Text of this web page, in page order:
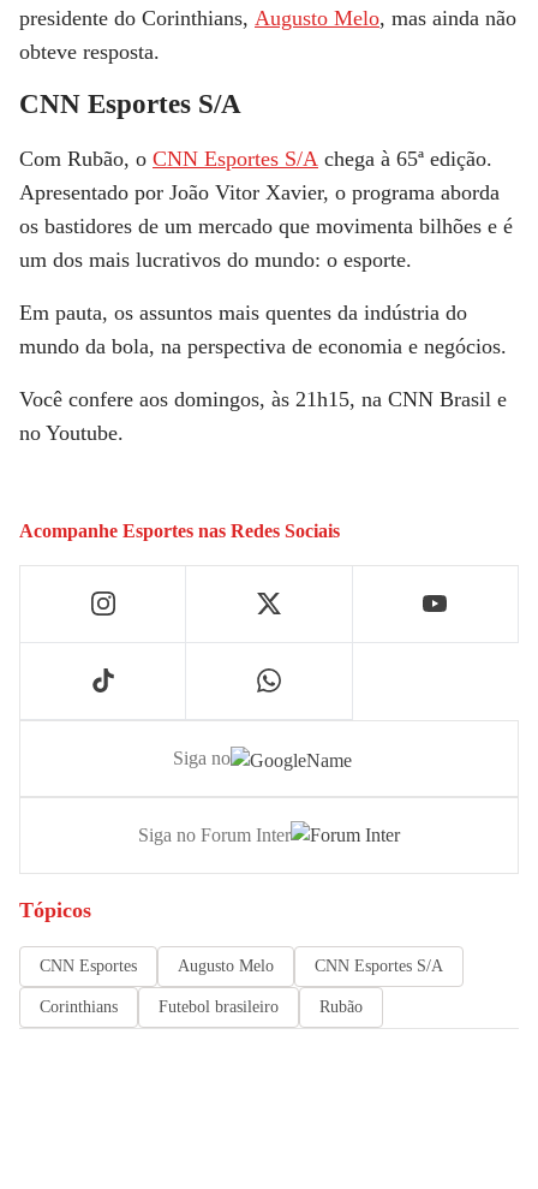
presidente do Corinthians, Augusto Melo, mas ainda não
obteve resposta.
CNN Esportes S/A
Com Rubão, o CNN Esportes S/A chega à 65ª edição.
Apresentado por João Vitor Xavier, o programa aborda
os bastidores de um mercado que movimenta bilhões e é
um dos mais lucrativos do mundo: o esporte.
Em pauta, os assuntos mais quentes da indústria do
mundo da bola, na perspectiva de economia e negócios.
Você confere aos domingos, às 21h15, na CNN Brasil e
no Youtube.
Acompanhe Esportes nas Redes Sociais
Siga no
Siga no Forum Inter
Tópicos
CNN Esportes Augusto Melo CNN Esportes S/A
Corinthians Futebol brasileiro Rubão